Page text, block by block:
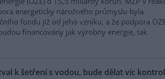
energeticky náročného průmyslu byla
fondu již od jeho vzniku, a že podpora
financovány jak výrobny energie, tak
k šetření s vodou, bude dělat víc kontrol